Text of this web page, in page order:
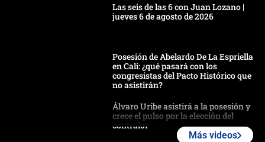
Las seis de las 6 con Juan Lozano |
jueves 6 de agosto de 2026
Posesión de Abelardo De La Espriella
en Cali: ¿qué pasará con los
congresistas del Pacto Histórico que
no asistirán?
Álvaro Uribe asistirá a la posesión y
crece el pulso por la elección del
contralor
Más videos